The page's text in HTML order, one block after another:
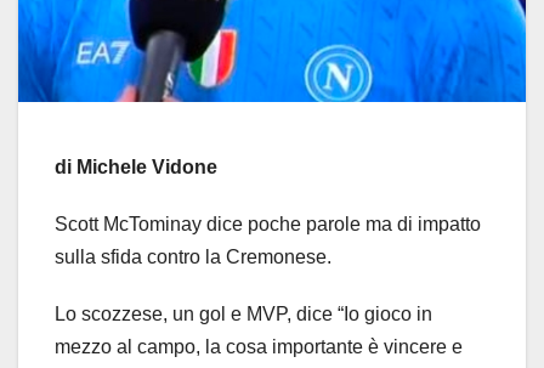
di Michele Vidone
Scott McTominay dice poche parole ma di impatto
sulla sfida contro la Cremonese.
Lo scozzese, un gol e MVP, dice “Io gioco in
mezzo al campo, la cosa importante è vincere e